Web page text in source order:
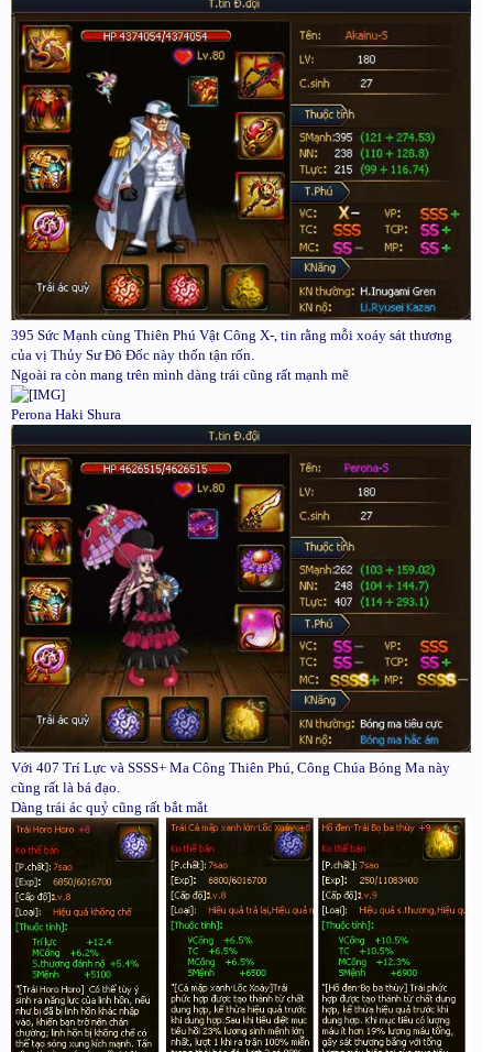
395 Sức Mạnh cùng Thiên Phú Vật Công X-, tin rằng mỗi xoáy sát thương
của vị Thủy Sư Đô Đốc này thốn tận rốn.
Ngoài ra còn mang trên mình dàng trái cũng rất mạnh mẽ
Perona Haki Shura
Với 407 Trí Lực và SSSS+ Ma Công Thiên Phú, Công Chúa Bóng Ma này
cũng rất là bá đạo.
Dàng trái ác quỷ cũng rất bắt mắt